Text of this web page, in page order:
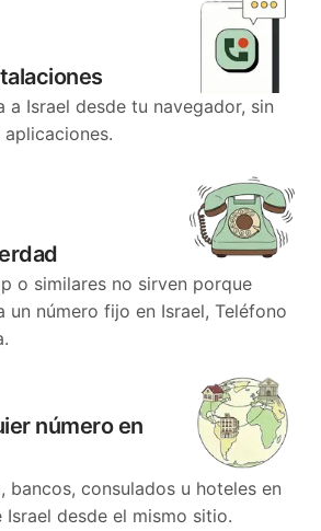
a Israel desde tu navegador, sin
o similares no sirven porque
un número fijo en Israel, Teléfono
número en
bancos, consulados u hoteles en
desde el mismo sitio.